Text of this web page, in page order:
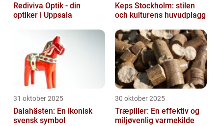
Rediviva Optik - din
optiker i Uppsala
Keps Stockholm: stilen
och kulturens huvudplagg
31 oktober 2025
Dalahästen: En ikonisk
svensk symbol
30 oktober 2025
Træpiller: En effektiv og
miljøvenlig varmekilde